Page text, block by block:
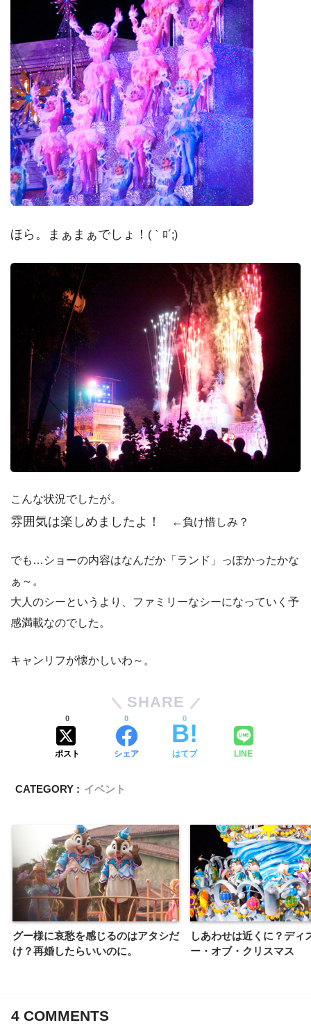
ほら。まぁまぁでしょ！ (｀ﾛ´;)
こんな状況でしたが。
雰囲気は楽しめましたよ！ ←負け惜しみ？
でも…ショーの内容はなんだか「ランド」っぽかったかな
ぁ～。
大人のシーというより、ファミリーなシーになっていく予
感満載なのでした。
キャンリフが懐かしいわ～。
SHARE
ポスト
0
シェア
0
はてブ
0
LINE
CATEGORY : イベント
グー様に哀愁を感じるのはアタシだ
け？再婚したらいいのに。
しあわせは近くに？ディ
ー・オブ・クリスマス
4COMMENTS